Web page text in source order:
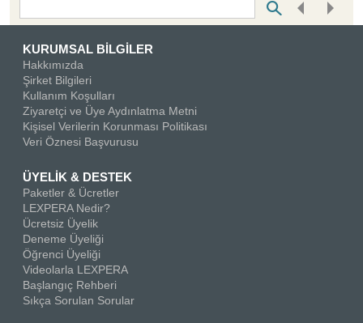
KURUMSAL BİLGİLER
Hakkımızda
Şirket Bilgileri
Kullanım Koşulları
Ziyaretçi ve Üye Aydınlatma Metni
Kişisel Verilerin Korunması Politikası
Veri Öznesi Başvurusu
ÜYELİK & DESTEK
Paketler & Ücretler
LEXPERA Nedir?
Ücretsiz Üyelik
Deneme Üyeliği
Öğrenci Üyeliği
Videolarla LEXPERA
Başlangıç Rehberi
Sıkça Sorulan Sorular